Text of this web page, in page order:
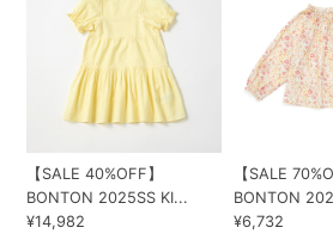
【SALE 40%OFF】
BONTON 2025SS KI...
¥14,982
【SALE
BONTON
¥6,732